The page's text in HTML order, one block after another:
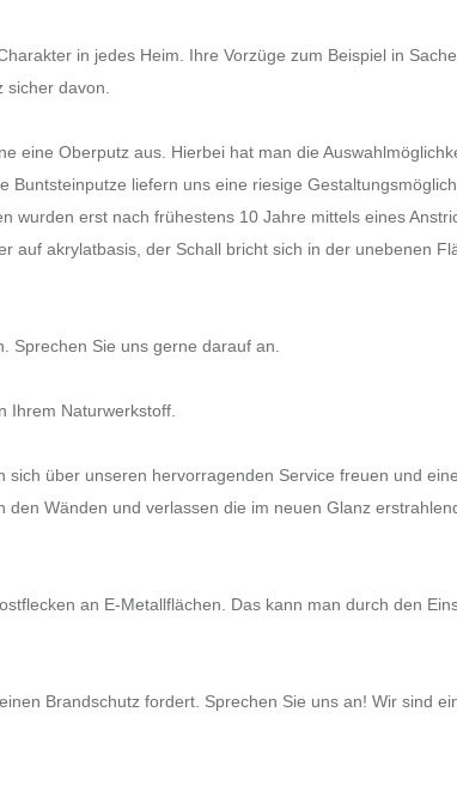
in jedes Heim. Ihre Vorzüge zum Beispiel in
davon.
eine Oberputz aus. Hierbei hat man die
liefern uns eine riesige
erst nach frühestens 10 Jahre mittels eines
auf akrylatbasis, der Schall bricht sich in der unebenen
Sprechen Sie uns gerne darauf an.
Ihrem Naturwerkstoff.
über unseren hervorragenden Service freuen und
Wänden und verlassen die im neuen Glanz
an E-Metallflächen. Das kann man durch den
Brandschutz fordert. Sprechen Sie uns an! Wir sind